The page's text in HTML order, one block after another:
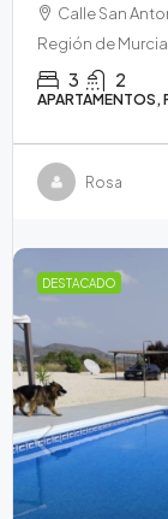
Calle San
Región de
3 2
APARTAMENTOS,
Rosa
DESTACADO